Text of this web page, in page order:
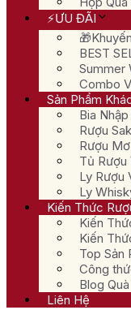
⚡ƯU ĐÃI
BEST
Summer
Combo
Sản Phẩm
Bia
Rượu
Rượu
Tủ Rượu
Ly Rượu
Ly
Kiến Thức
Kiến
Kiến
Top Sản
Công
Blog
Liên Hệ